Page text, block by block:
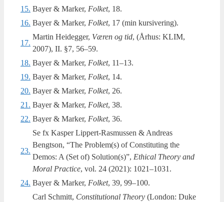
15. Bayer & Mar­ker, Fol­ket, 18.
16. Bayer & Mar­ker, Fol­ket, 17 (min kursivering).
17.
Martin Hei­deg­ger, Væren og tid, (Århus: KLIM,
2007), II. §7, 56–59.
18. Bayer & Mar­ker, Fol­ket, 11–13.
19. Bayer & Mar­ker, Fol­ket, 14.
20. Bayer & Mar­ker, Fol­ket, 26.
21. Bayer & Mar­ker, Fol­ket, 38.
22. Bayer & Mar­ker, Fol­ket, 36.
23.
Se fx Kas­per Lip­pert-Ras­mus­sen & Andreas
Bengtson, “The Problem(s) of Con­sti­tu­ting the
Demos: A (Set of) Solution(s)”, Ethi­cal The­ory and
Moral Prac­tice, vol. 24 (2021): 1021–1031.
24. Bayer & Mar­ker, Fol­ket, 39, 99–100.
Carl Sch­mitt, Con­sti­tu­tio­nal The­ory (Lon­don: Duke